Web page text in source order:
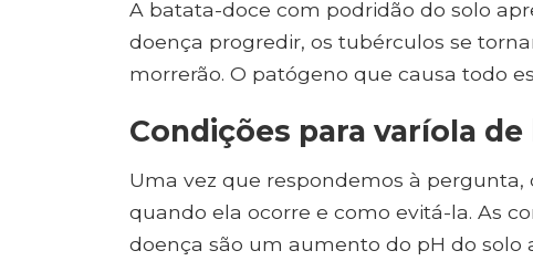
A batata-doce com podridão do solo
doença progredir, os tubérculos se
morrerão. O patógeno que causa todo
Condições para varíola
Uma vez que respondemos à
quando ela ocorre e como evitá-la. As
doença são um aumento do pH do solo